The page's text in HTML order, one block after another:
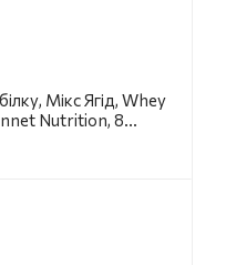
Мікс Ягід, Whey
Nutrition, 8